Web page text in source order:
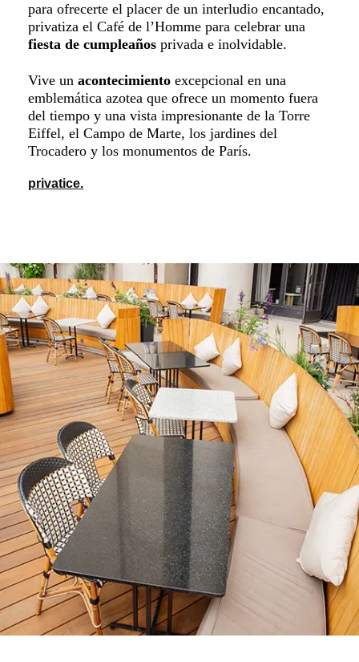
para ofrecerte el placer de un interludio encantado,
privatiza el Café de l’Homme para celebrar una
fiesta de cumpleaños privada e inolvidable.
Vive un acontecimiento excepcional en una
emblemática azotea que ofrece un momento fuera
del tiempo y una vista impresionante de la Torre
Eiffel, el Campo de Marte, los jardines del
Trocadero y los monumentos de París.
privatice.